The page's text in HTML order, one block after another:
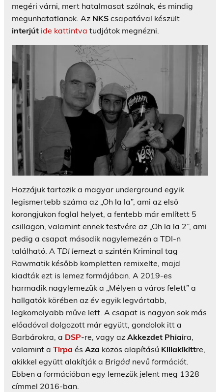
megéri várni, mert hatalmasat szólnak, és mindig
megunhatatlanok. Az NKS csapatával készült
interjút ide kattintva tudjátok megnézni.
Hozzájuk tartozik a magyar underground egyik
legismertebb száma az „Oh la la”, ami az első
korongjukon foglal helyet, a fentebb már említett 5
csillagon, valamint ennek testvére az „Oh la la 2”, ami
pedig a csapat második nagylemezén a TDI-n
található. A TDI lemezt a szintén Kriminal tag
Rawmatik később kompletten remixelte, majd
kiadták ezt is lemez formájában. A 2019-es
harmadik nagylemezük a „Mélyen a város felett” a
hallgatók körében az év egyik legvártabb,
legkomolyabb műve lett. A csapat is nagyon sok más
előadóval dolgozott már együtt, gondolok itt a
Barbárokra, a DSP-re, vagy az Akkezdet Phiaira,
valamint a Tirpa és Aza közös alapítású Killakikittre,
akikkel együtt alakítják a Brigád nevű formációt.
Ebben a formációban egy lemezük jelent meg 1328
címmel 2016-ban.